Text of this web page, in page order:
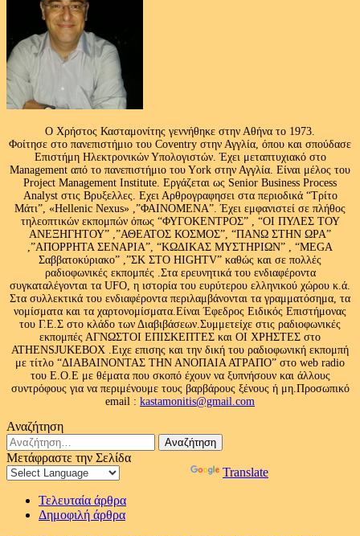
Ο Χρήστος Κασταμονίτης γεννήθηκε στην Αθήνα το 1973.
Φοίτησε στο πανεπιστήμιο του Coventry στην Αγγλία, όπου και σπούδασε
Επιστήμη Ηλεκτρονικών Υπολογιστών. Έχει μεταπτυχιακό στο
Management από το πανεπιστήμιο του Υork στην Αγγλία. Είναι μέλος του
Project Management Institute. Εργάζεται ως Senior Business Process
Analyst στις Βρυξελλες. Εχει Αρθρογραφησει στα περιοδικά “Τρίτο
Μάτι”, «Hellenic Nexus» ,”ΦΑΙΝΟΜΕΝΑ”. Έχει εμφανιστεί σε πλήθος
τηλεοπτικών εκπομπών όπως “ΦΥΓΟΚΕΝΤΡΟΣ” , “ΟΙ ΠΥΛΕΣ ΤΟΥ
ΑΝΕΞΗΓΗΤΟΥ” ,”ΑΘΕΑΤΟΣ ΚΟΣΜΟΣ”, “ΠΑΝΩ ΣΤΗΝ ΩΡΑ”
,”ΑΠΟΡΡΗΤΑ ΣΕΝΑΡΙΑ”, “ΚΩΔΙΚΑΣ ΜΥΣΤΗΡΙΩΝ” , “MEGA
Σαββατοκύριακο” ,”ΣΚ ΣΤΟ HIGHTV” καθώς και σε πολλές
ραδιοφωνικές εκπομπές .Στα ερευνητικά του ενδιαφέροντα
συγκαταλέγονται τα UFO, η ιστορία του ευρύτερου ελληνικού χώρου κ.ά.
Στα συλλεκτικά του ενδιαφέροντα περιλαμβάνονται τα γραμματόσημα, τα
νομίσματα και τα χαρτονομίσματα.Είναι Έφεδρος Ειδικός Επιστήμονας
του Γ.Ε.Σ στο κλάδο των Διαβιβάσεων.Συμμετείχε στις ραδιοφωνικές
εκπομπές ΑΓΝΩΣΤΟΙ ΕΠΙΣΚΕΠΤΕΣ και ΟΙ ΧΡΗΣΤΕΣ στο
ATHENSJUKEBOX .Ειχε επισης και την δική του ραδιοφωνική εκπομπή
με τίτλο “ΔΙΑΒΑΙΝΟΝΤΑΣ ΤΗΝ ΑΝΟΠΑΙΑ ΑΤΡΑΠΟ” στο web radio
του Ε.Ο.Ε με θέματα που σκοπό έχουν να ξυπνήσουν και άλλους
συντρόφους για να περιμένουμε τους βαρβάρους ξένους ή μη.Προσωπικό
email : kastamonitis@gmail.com
Αναζήτηση
Αναζήτηση
για:
Μετάφραστε την Σελίδα
Translate
Τελευταία άρθρα
Δημοφιλή άρθρα